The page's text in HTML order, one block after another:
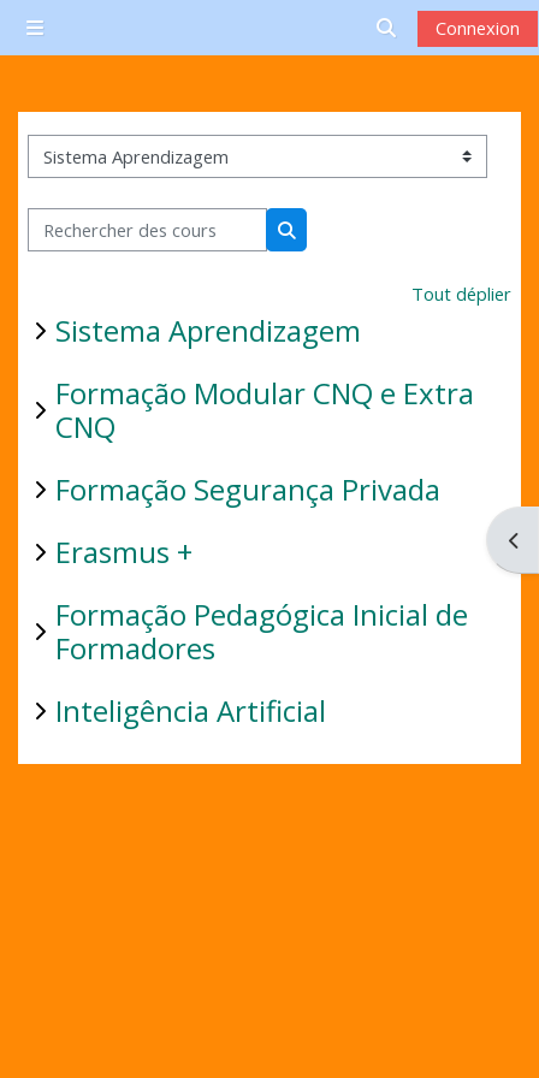
Activer/
Connexion
Catégories de cours
Rechercher des cours
Rechercher des cours
Tout déplier
Sistema Aprendizagem
Formação Modular CNQ e Extra
CNQ
Formação Segurança Privada
Erasmus +
Formação Pedagógica Inicial de
Formadores
Inteligência Artificial